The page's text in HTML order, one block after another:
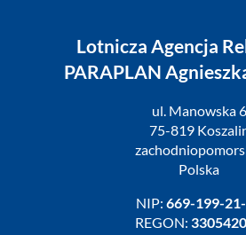
Lotnicza Agencja
PARAPLAN
ul. Manowska 6
75-819
Polska
NIP: 669-199-
REGON: